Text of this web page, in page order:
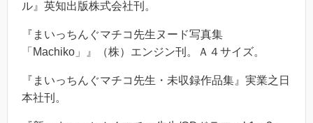
ル』英知出版株式会社刊。
『まいっちんぐマチコ先生ヌード写真集
「Machiko」』（株）エンジン刊。Ａ４サイズ。
『まいっちんぐマチコ先生・未収録作品集』実業之日
本社刊。